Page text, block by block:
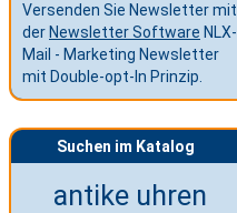
Versenden Sie Newsletter mit
der Newsletter Software NLX-
Mail - Marketing Newsletter
mit Double-opt-In Prinzip.
Suchen im Katalog
antike uhren